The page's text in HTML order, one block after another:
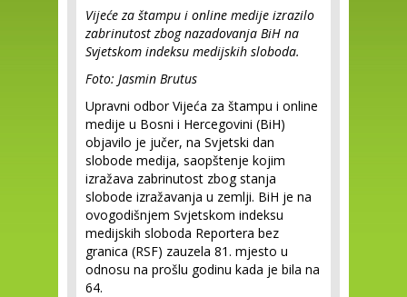
Vijeće za štampu i online medije izrazilo
zabrinutost zbog nazadovanja BiH na
Svjetskom indeksu medijskih sloboda.
Foto: Jasmin Brutus
Upravni odbor Vijeća za štampu i online
medije u Bosni i Hercegovini (BiH)
objavilo je jučer, na Svjetski dan
slobode medija, saopštenje kojim
izražava zabrinutost zbog stanja
slobode izražavanja u zemlji. BiH je na
ovogodišnjem Svjetskom indeksu
medijskih sloboda Reportera bez
granica (RSF) zauzela 81. mjesto u
odnosu na prošlu godinu kada je bila na
64.